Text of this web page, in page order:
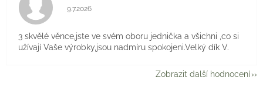
Hodnocení obchodu je 5 z 5 hvězdiček.
9.7.2026
3 skvělé věnce,jste ve svém oboru jednička a všichni ,co si
užívají Vaše výrobky,jsou nadmíru spokojeni.Velký dík V.
Zobrazit další hodnocení